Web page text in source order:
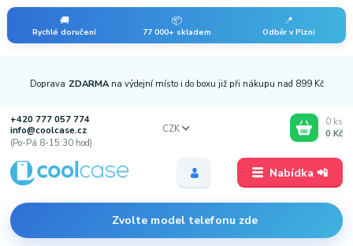
🚚
Rychlé doručení
📦
77 000+ skladem
📍
Odběr v Plzni
Nabídka 📲
Doprava ZDARMA na výdejní místo i do boxu již při nákupu nad 899 Kč
+420 777 057 774
info@coolcase.cz
(Po-Pá 8-15:30 hod)
Zvolte model telefonu zde
CZK
0 ks
0 Kč